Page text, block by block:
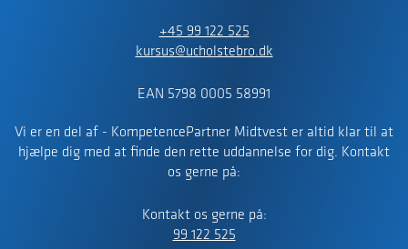
+45 99 122 525
kursus@ucholstebro.dk
EAN 5798 0005 58991
Vi er en del af - KompetencePartner Midtvest er altid klar til at
hjælpe dig med at finde den rette uddannelse for dig. Kontakt
os gerne på:
Kontakt os gerne på:
99 122 525